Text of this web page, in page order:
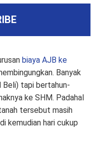
biaya AJB ke
Banyak
Beli) tapi bertahun-
ke SHM. Padahal
tersebut masih
kemudian hari cukup